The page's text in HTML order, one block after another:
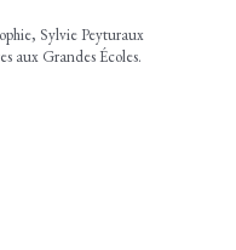
Sylvie Peyturaux
aux Grandes Écoles.